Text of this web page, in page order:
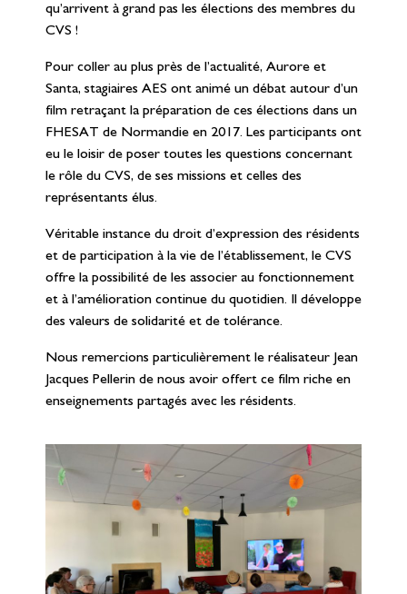
qu’arrivent à grand pas les élections des membres du
CVS !
Pour coller au plus près de l’actualité, Aurore et
Santa, stagiaires AES ont animé un débat autour d’un
film retraçant la préparation de ces élections dans un
FHESAT de Normandie en 2017. Les participants ont
eu le loisir de poser toutes les questions concernant
le rôle du CVS, de ses missions et celles des
représentants élus.
Véritable instance du droit d’expression des résidents
et de participation à la vie de l’établissement, le CVS
offre la possibilité de les associer au fonctionnement
et à l’amélioration continue du quotidien. Il développe
des valeurs de solidarité et de tolérance.
Nous remercions particulièrement le réalisateur Jean
Jacques Pellerin de nous avoir offert ce film riche en
enseignements partagés avec les résidents.